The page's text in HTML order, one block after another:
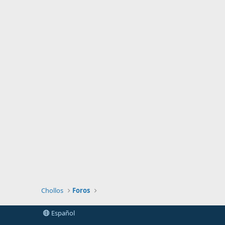
Chollos Foros
Español